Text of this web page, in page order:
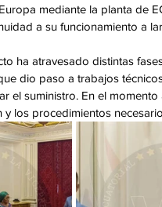
mediante la planta de
a su funcionamiento a
ha atravesado distintas
dio paso a trabajos
el suministro. En el
los procedimientos